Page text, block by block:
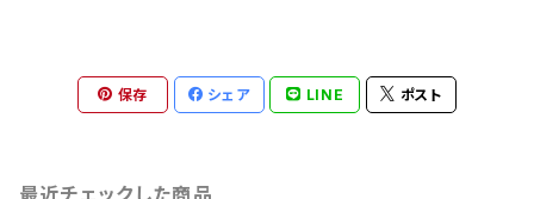
保存 シェア LINE ポスト
最近チェックした商品